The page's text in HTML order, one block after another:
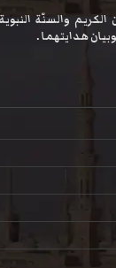
الكريم والسنّة
هدايتهما .